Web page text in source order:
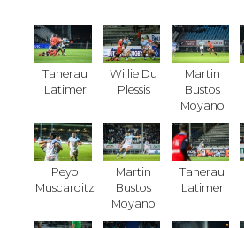
Tanerau
Latimer
Willie Du
Plessis
Martin
Bustos
Moyano
Peyo
Muscarditz
Martin
Bustos
Moyano
Tanerau
Latimer